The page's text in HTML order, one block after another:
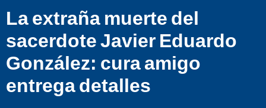
La extraña muerte del
sacerdote Javier Eduardo
González: cura amigo
entrega detalles